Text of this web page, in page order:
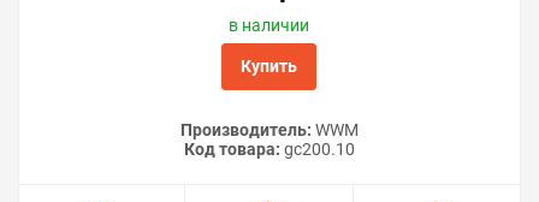
в наличии
Купить
Производитель: WWM
Код товара: gc200.10